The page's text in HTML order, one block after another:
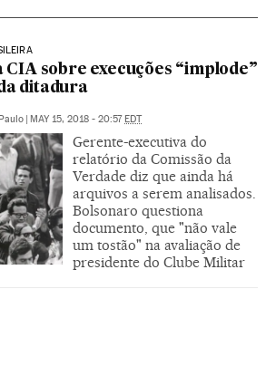
CIA sobre execuções “implode”
ditadura
MAY 15, 2018 - 20:57 EDT
Gerente-executiva do
relatório da Comissão da
Verdade diz que ainda há
arquivos a serem analisados.
Bolsonaro questiona
documento, que "não vale
um tostão" na avaliação de
presidente do Clube Militar